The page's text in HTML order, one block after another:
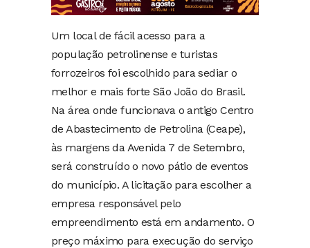
Um local de fácil acesso para a
população petrolinense e turistas
forrozeiros foi escolhido para sediar o
melhor e mais forte São João do Brasil.
Na área onde funcionava o antigo Centro
de Abastecimento de Petrolina (Ceape),
às margens da Avenida 7 de Setembro,
será construído o novo pátio de eventos
do município. A licitação para escolher a
empresa responsável pelo
empreendimento está em andamento. O
preço máximo para execução do serviço